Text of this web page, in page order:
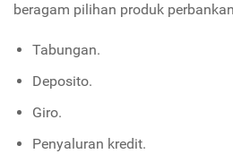
beragam pilihan produk
Tabungan.
Deposito.
Giro.
Penyaluran kredit.